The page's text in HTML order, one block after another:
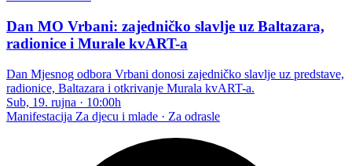
Dan MO Vrbani: zajedničko slavlje uz Baltazara,
radionice i Murale kvART-a
Dan Mjesnog odbora Vrbani donosi zajedničko slavlje uz predstave,
radionice, Baltazara i otkrivanje Murala kvART-a.
Sub, 19. rujna · 10:00h
Manifestacija Za djecu i mlade · Za odrasle